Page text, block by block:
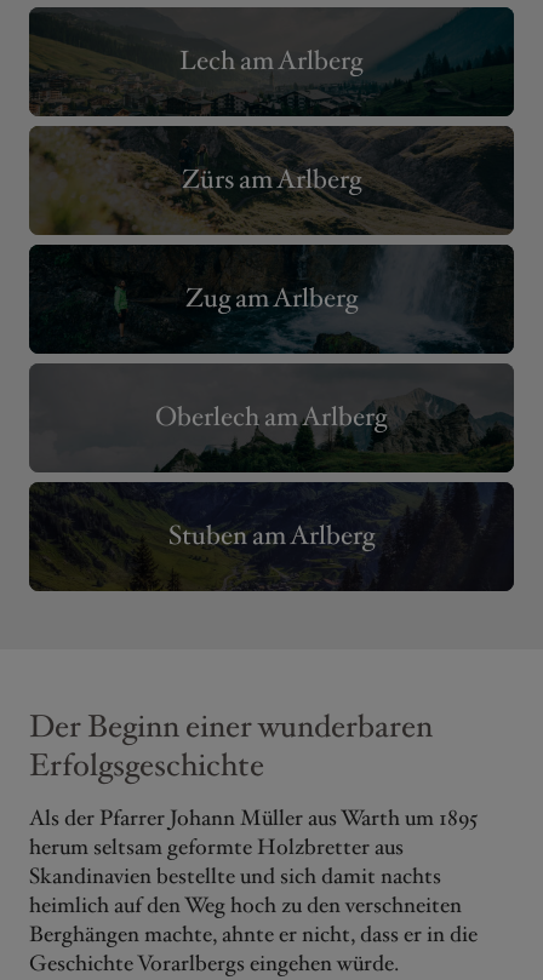
Lech am Arlberg
Zürs am Arlberg
Zug am Arlberg
Oberlech am Arlberg
Stuben am Arlberg
Der Beginn einer wunderbaren
Erfolgsgeschichte
Als der Pfarrer Johann Müller aus Warth um 1895
herum seltsam geformte Holzbretter aus
Skandinavien bestellte und sich damit nachts
heimlich auf den Weg hoch zu den verschneiten
Berghängen machte, ahnte er nicht, dass er in die
Geschichte Vorarlbergs eingehen würde.